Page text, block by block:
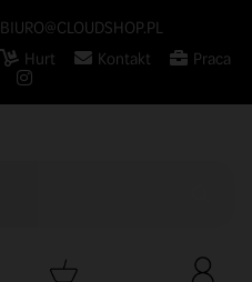
BIURO@CLOUDSHOP.PL
Hurt Kontakt Praca